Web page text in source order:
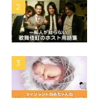
2
3